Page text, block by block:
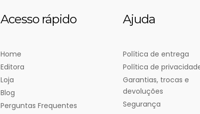
Acesso rápido
Home
Editora
Loja
Blog
Perguntas Frequentes
Ajuda
Política de entrega
Política de
Garantias, trocas e
devoluções
Segurança